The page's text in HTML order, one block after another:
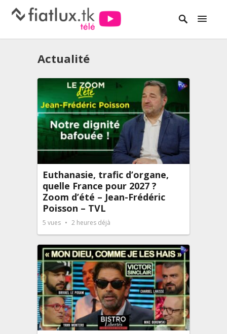
Actualité
Euthanasie, trafic d’organe,
quelle France pour 2027 ?
Zoom d’été – Jean-Frédéric
Poisson – TVL
5 vues 2 heures déjà